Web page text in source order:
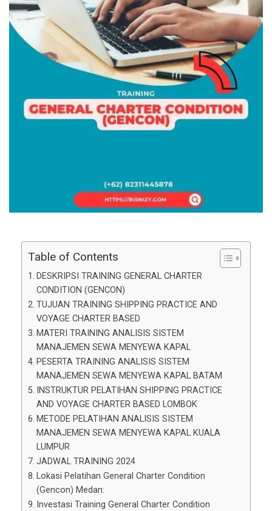
Table of Contents
DESKRIPSI TRAINING GENERAL CHARTER
CONDITION (GENCON)
TUJUAN TRAINING SHIPPING PRACTICE AND
VOYAGE CHARTER BASED
MATERI TRAINING ANALISIS SISTEM
MANAJEMEN SEWA MENYEWA KAPAL
PESERTA TRAINING ANALISIS SISTEM
MANAJEMEN SEWA MENYEWA KAPAL BATAM
INSTRUKTUR PELATIHAN SHIPPING PRACTICE
AND VOYAGE CHARTER BASED LOMBOK
METODE PELATIHAN ANALISIS SISTEM
MANAJEMEN SEWA MENYEWA KAPAL KUALA
LUMPUR
JADWAL TRAINING 2024
Lokasi Pelatihan General Charter Condition
(Gencon) Medan:
Investasi Training General Charter Condition